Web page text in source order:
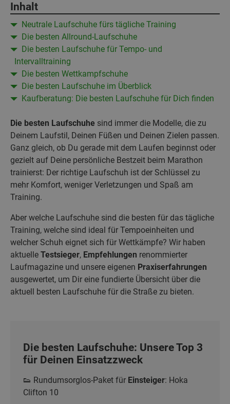
Inhalt
Neutrale Laufschuhe fürs tägliche Training
Die besten Allround-Laufschuhe
Die besten Laufschuhe für Tempo- und
Intervalltraining
Die besten Wettkampfschuhe
Die besten Laufschuhe im Überblick
Kaufberatung: Die besten Laufschuhe für Dich finden
Die besten Laufschuhe sind immer die Modelle, die zu
Deinem Laufstil, Deinen Füßen und Deinen Zielen passen.
Ganz gleich, ob Du gerade mit dem Laufen beginnst oder
gezielt auf Deine persönliche Bestzeit beim Marathon
trainierst: Der richtige Laufschuh ist der Schlüssel zu
mehr Komfort, weniger Verletzungen und Spaß am
Training.
Aber welche Laufschuhe sind die besten für das tägliche
Training, welche sind ideal für Tempoeinheiten und
welcher Schuh eignet sich für Wettkämpfe? Wir haben
aktuelle Testsieger, Empfehlungen renommierter
Laufmagazine und unsere eigenen Praxiserfahrungen
ausgewertet, um Dir eine fundierte Übersicht über die
aktuell besten Laufschuhe für die Straße zu bieten.
Die besten Laufschuhe: Unsere Top 3
für Deinen Einsatzzweck
👟 Rundumsorglos-Paket für Einsteiger: Hoka
Clifton 10